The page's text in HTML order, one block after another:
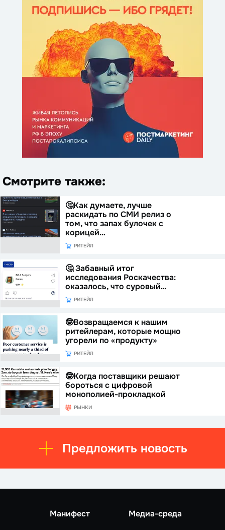
Смотрите также:
🤔Как думаете, лучше
раскидать по СМИ релиз о
том, что запах булочек с
корицей…
РИТЕЙЛ
🤔 Забавный итог
исследования Роскачества:
оказалось, что суровый…
РИТЕЙЛ
🤓Возвращаемся к нашим
ритейлерам, которые мощно
угорели по «продукту»
РИТЕЙЛ
🤓Когда поставщики решают
бороться с цифровой
монополией-прокладкой
РЫНКИ
Предложить новость
Манифест
Медиа-среда